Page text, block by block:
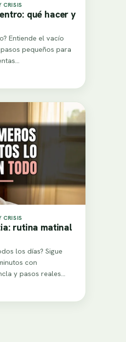
CRISIS
qué hacer y
Entiende el vacío
pequeños para
CRISIS
rutina matinal
los días? Sigue
con
y pasos reales